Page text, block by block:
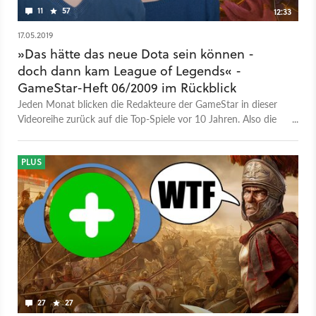
11 57
12:33
17.05.2019
»Das hätte das neue Dota sein können -
doch dann kam League of Legends« -
GameStar-Heft 06/2009 im Rückblick
Jeden Monat blicken die Redakteure der GameStar in dieser
Videoreihe zurück auf die Top-Spiele vor 10 Jahren. Also die
06/2009. Vor der Kamera sind mit dabei: Petra Schmitz,
Michael Graf, Heiko Klinge und Peter Bathge. Euch erwarten
Hintergrundinfos zu den Spielen, Einordnungen aus einer
neuen Perspektive (10 Jahre später) aber auch viele
persönliche Anekdoten. In diesem GameStar-Rückblick sind
dabei: Demigod Runes of Magic The Book of Unwritten Tales
Chronicles of Riddick: Assault on Dark Athena
27 27
PLUS